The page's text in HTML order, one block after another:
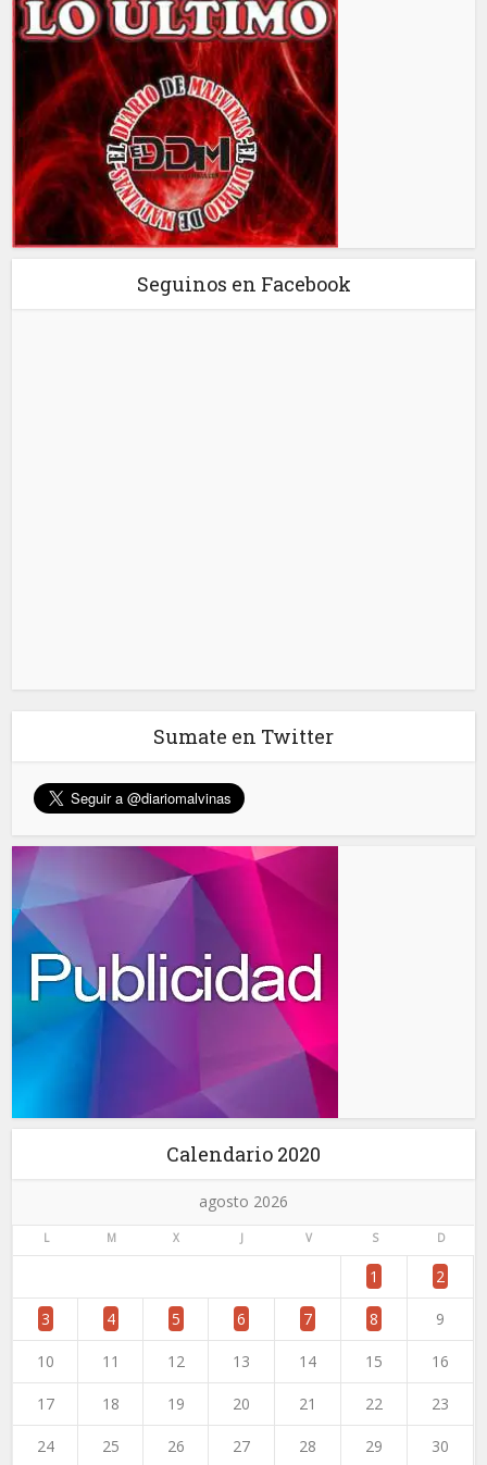
Seguinos en Facebook
Sumate en Twitter
Calendario 2020
agosto 2026
L M X J V S D
1 2
3 4 5 6 7 8 9
10 11 12 13 14 15 16
17 18 19 20 21 22 23
24 25 26 27 28 29 30